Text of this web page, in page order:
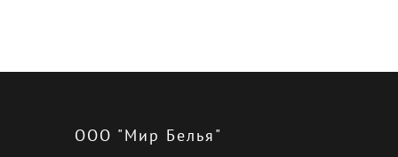
ООО "Мир Белья"